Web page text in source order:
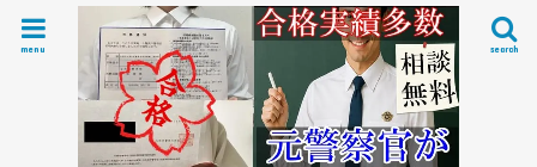
search
menu